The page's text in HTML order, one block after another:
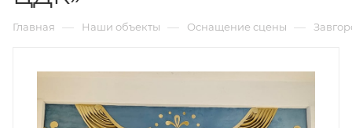
Главная — Наши объекты — Оснащение сцены —